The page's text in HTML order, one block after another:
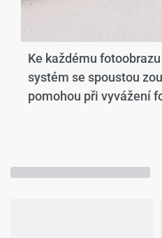
Ke každému
systém se spoustou
pomohou při vyvážení